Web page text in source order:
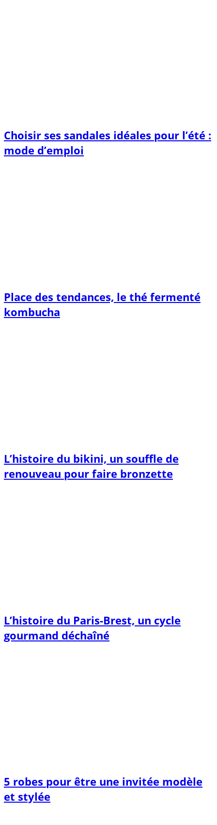
Choisir ses sandales idéales pour l’été :
mode d’emploi
Place des tendances, le thé fermenté
kombucha
L’histoire du bikini, un souffle de
renouveau pour faire bronzette
L’histoire du Paris-Brest, un cycle
gourmand déchaîné
5 robes pour être une invitée modèle
et stylée